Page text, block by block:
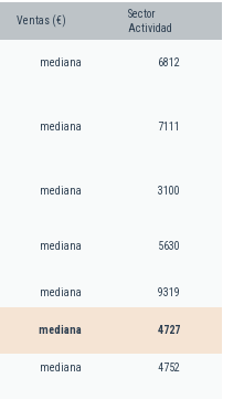
Ventas (€)
Sector
Actividad
mediana 6812
mediana 7111
mediana 3100
mediana 5630
mediana 9319
mediana 4727
mediana 4752